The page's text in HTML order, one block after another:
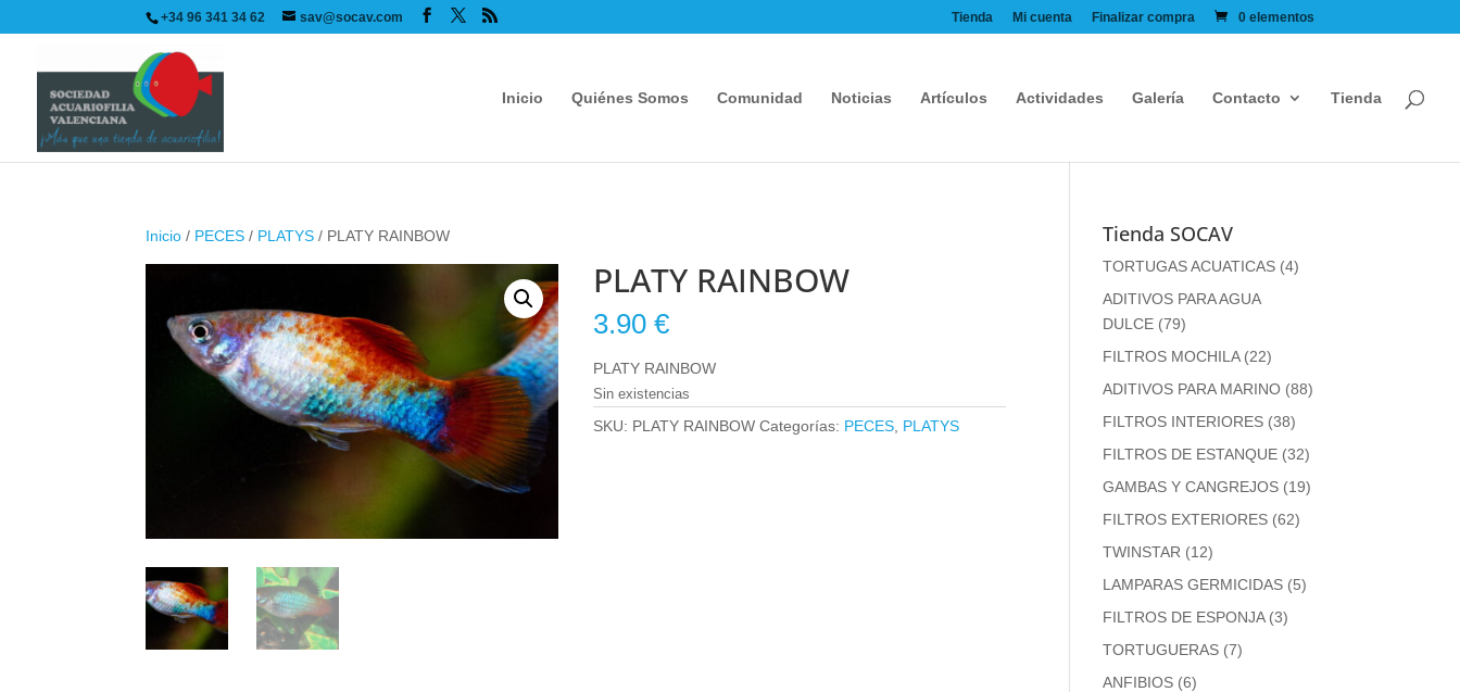
+34 96 341 34 62 sav@socav.com Tienda Mi cuenta Finalizar compra 0 elementos
Inicio Quiénes Somos Comunidad Noticias Artículos Actividades Galería Contacto Tienda
Inicio / PECES / PLATYS / PLATY RAINBOW
PLATY RAINBOW
3.90€
PLATY RAINBOW
Sin existencias
SKU: PLATY RAINBOW Categorías: PECES PLATYS
Tienda SOCAV
TORTUGAS ACUATICAS (4)
ADITIVOS PARA AGUA
DULCE (79)
FILTROS MOCHILA (22)
ADITIVOS PARA MARINO (88)
FILTROS INTERIORES (38)
FILTROS DE ESTANQUE (32)
GAMBAS Y CANGREJOS (19)
FILTROS EXTERIORES (62)
TWINSTAR (12)
LAMPARAS GERMICIDAS (5)
FILTROS DE ESPONJA (3)
TORTUGUERAS (7)
ANFIBIOS (6)